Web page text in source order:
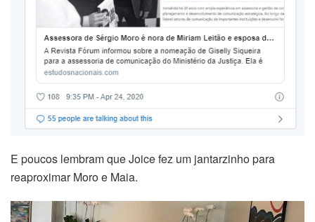
E poucos lembram que Joice fez um jantarzinho para
reaproximar Moro e Maia.